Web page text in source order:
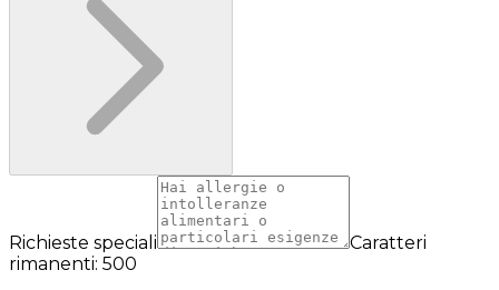
Richieste speciali
Caratteri
rimanenti: 500